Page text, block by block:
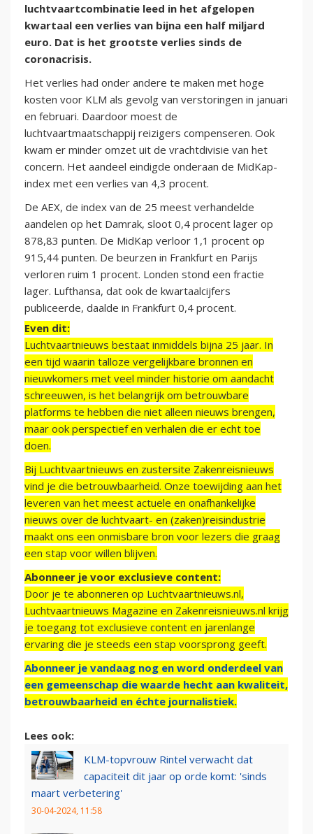
luchtvaartcombinatie leed in het afgelopen
kwartaal een verlies van bijna een half miljard
euro. Dat is het grootste verlies sinds de
coronacrisis.
Het verlies had onder andere te maken met hoge
kosten voor KLM als gevolg van verstoringen in januari
en februari. Daardoor moest de
luchtvaartmaatschappij reizigers compenseren. Ook
kwam er minder omzet uit de vrachtdivisie van het
concern. Het aandeel eindigde onderaan de MidKap-
index met een verlies van 4,3 procent.
De AEX, de index van de 25 meest verhandelde
aandelen op het Damrak, sloot 0,4 procent lager op
878,83 punten. De MidKap verloor 1,1 procent op
915,44 punten. De beurzen in Frankfurt en Parijs
verloren ruim 1 procent. Londen stond een fractie
lager. Lufthansa, dat ook de kwartaalcijfers
publiceerde, daalde in Frankfurt 0,4 procent.
Even dit:
Luchtvaartnieuws bestaat inmiddels bijna 25 jaar. In
een tijd waarin talloze vergelijkbare bronnen en
nieuwkomers met veel minder historie om aandacht
schreeuwen, is het belangrijk om betrouwbare
platforms te hebben die niet alleen nieuws brengen,
maar ook perspectief en verhalen die er echt toe
doen.
Bij Luchtvaartnieuws en zustersite Zakenreisnieuws
vind je die betrouwbaarheid. Onze toewijding aan het
leveren van het meest actuele en onafhankelijke
nieuws over de luchtvaart- en (zaken)reisindustrie
maakt ons een onmisbare bron voor lezers die graag
een stap voor willen blijven.
Abonneer je voor exclusieve content:
Door je te abonneren op Luchtvaartnieuws.nl,
Luchtvaartnieuws Magazine en Zakenreisnieuws.nl krijg
je toegang tot exclusieve content en jarenlange
ervaring die je steeds een stap voorsprong geeft.
Abonneer je vandaag nog en word onderdeel van
een gemeenschap die waarde hecht aan kwaliteit,
betrouwbaarheid en échte journalistiek.
Lees ook:
KLM-topvrouw Rintel verwacht dat
capaciteit dit jaar op orde komt: 'sinds
maart verbetering'
30-04-2024, 11:58